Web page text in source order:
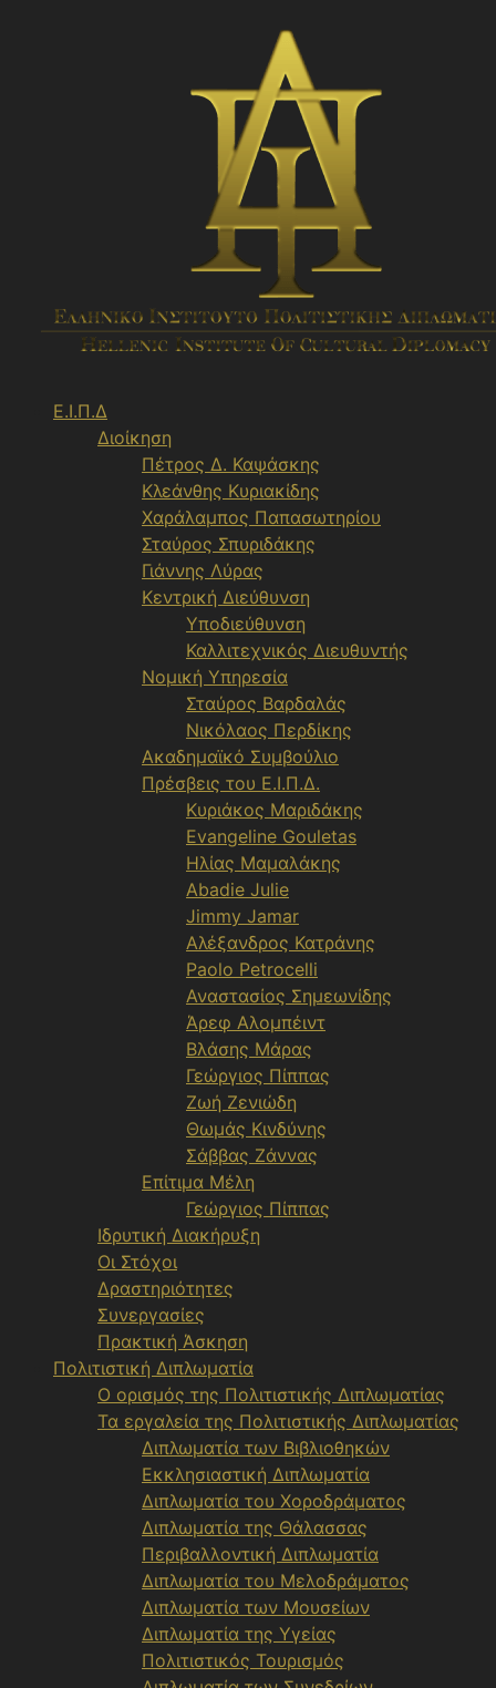
Ε.Ι.Π.Δ
Διοίκηση
Πέτρος Δ. Καψάσκης
Κλεάνθης Κυριακίδης
Χαράλαμπος Παπασωτηρίου
Σταύρος Σπυριδάκης
Γιάννης Λύρας
Κεντρική Διεύθυνση
Υποδιεύθυνση
Καλλιτεχνικός Διευθυντής
Νομική Υπηρεσία
Σταύρος Βαρδαλάς
Νικόλαος Περδίκης
Ακαδημαϊκό Συμβούλιο
Πρέσβεις του Ε.Ι.Π.Δ.
Κυριάκος Μαριδάκης
Evangeline Gouletas
Ηλίας Μαμαλάκης
Abadie Julie
Jimmy Jamar
Αλέξανδρος Κατράνης
Paolo Petrocelli
Αναστασίος Σημεωνίδης
Άρεφ Αλομπέιντ
Βλάσης Μάρας
Γεώργιος Πίππας
Ζωή Ζενιώδη
Θωμάς Κινδύνης
Σάββας Ζάννας
Επίτιμα Μέλη
Γεώργιος Πίππας
Ιδρυτική Διακήρυξη
Οι Στόχοι
Δραστηριότητες
Συνεργασίες
Πρακτική Άσκηση
Πολιτιστική Διπλωματία
Ο ορισμός της Πολιτιστικής Διπλωματίας
Τα εργαλεία της Πολιτιστικής Διπλωματίας
Διπλωματία των Βιβλιοθηκών
Εκκλησιαστική Διπλωματία
Διπλωματία του Χοροδράματος
Διπλωματία της Θάλασσας
Περιβαλλοντική Διπλωματία
Διπλωματία του Μελοδράματος
Διπλωματία των Μουσείων
Διπλωματία της Υγείας
Πολιτιστικός Τουρισμός